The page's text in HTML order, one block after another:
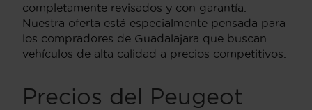
completamente revisados y con garantía.
Nuestra oferta está especialmente pensada para
los compradores de Guadalajara que buscan
vehículos de alta calidad a precios competitivos.
Precios del Peugeot